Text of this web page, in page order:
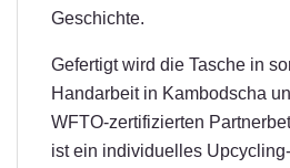
Geschichte.
Gefertigt wird die Tasche in
Handarbeit in Kambodscha
WFTO-zertifizierten
ist ein individuelles